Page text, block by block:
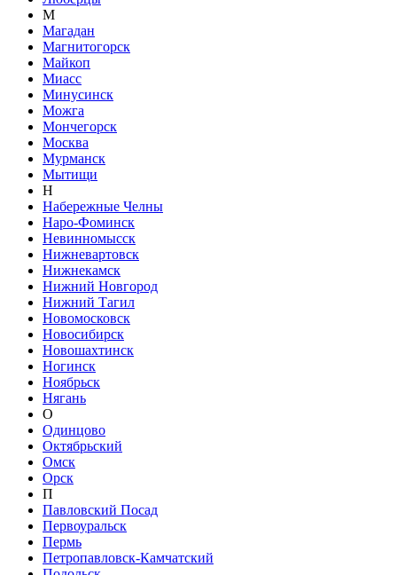
М
Магадан
Магнитогорск
Майкоп
Миасс
Минусинск
Можга
Мончегорск
Москва
Мурманск
Мытищи
Н
Набережные Челны
Наро-Фоминск
Невинномысск
Нижневартовск
Нижнекамск
Нижний Новгород
Нижний Тагил
Новомосковск
Новосибирск
Новошахтинск
Ногинск
Ноябрьск
Нягань
О
Одинцово
Октябрьский
Омск
Орск
П
Павловский Посад
Первоуральск
Пермь
Петропавловск-Камчатский